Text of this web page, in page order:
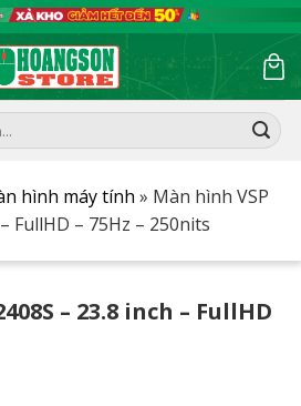
hình máy tính » Màn hình VSP
FullHD – 75Hz – 250nits
– 23.8 inch – FullHD